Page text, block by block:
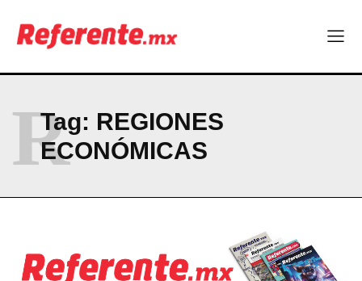
CONTACT
PRIVACY POLICY
NEWSLETTER
Tag: REGIONES
ECONÓMICAS
R